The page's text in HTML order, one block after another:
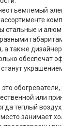
стальные и
а также
обеспечат
станут
это
или
теплый
место занимает